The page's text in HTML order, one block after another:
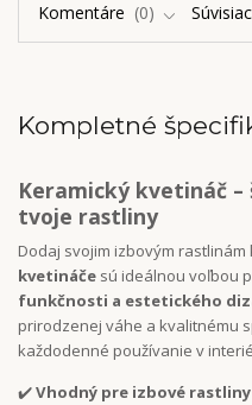
Komentáre
0
Kompletné
Keramický kvetináč
tvoje rastliny
Dodaj svojim izbovým rastlinám
kvetináče sú ideálnou voľbou
funkčnosti a estetického
prirodzenej váhe a kvalitnému
každodenné používanie v
✔️Vhodný pre izbové